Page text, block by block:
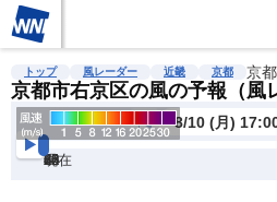
雨雲レーダー 台風情報 地震情報
トップ 風レーダー 近畿 京都 京
京都市右京区の風の予報（風
8/10 (月)
現在
6h
12
24
36
48
60
72